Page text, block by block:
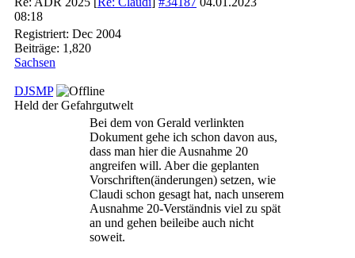
08:18
Registriert: Dec 2004
Beiträge: 1,820
Sachsen
DJSMP
Held der Gefahrgutwelt
Bei dem von Gerald verlinkten
Dokument gehe ich schon davon aus,
dass man hier die Ausnahme 20
angreifen will. Aber die geplanten
Vorschriften(änderungen) setzen, wie
Claudi schon gesagt hat, nach unserem
Ausnahme 20-Verständnis viel zu spät
an und gehen beileibe auch nicht
soweit.